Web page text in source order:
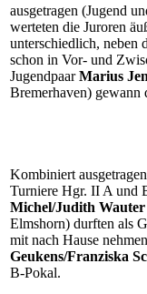
ausgetragen (Jugend
werteten die Juroren
unterschiedlich, neben
schon in Vor- und
JugendpaarMarius
Bremerhaven) gewann
Kombiniert
Turniere Hgr. II A und
Michel/Judith Wauter
Elmshorn) durften als
mit nach Hause
Geukens/Franziska
B-Pokal.